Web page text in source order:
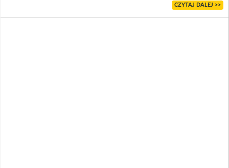
CZYTAJ DALEJ >>